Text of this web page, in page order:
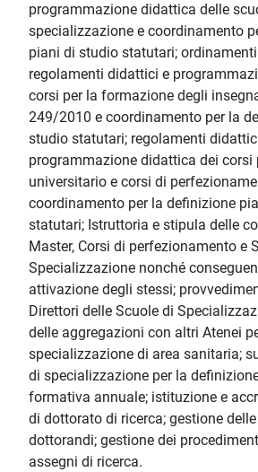
programmazione didattica delle
specializzazione e coordinamento
piani di studio statutari;
regolamenti didattici e
corsi per la formazione degli
249/2010 e coordinamento per la
studio statutari; regolamenti
programmazione didattica dei corsi
universitario e corsi di
coordinamento per la definizione
statutari; Istruttoria e stipula delle
Master, Corsi di perfezionamento e
Specializzazione nonché
attivazione degli stessi;
Direttori delle Scuole di
delle aggregazioni con altri Atenei
specializzazione di area sanitaria;
di specializzazione per la
formativa annuale; istituzione e
di dottorato di ricerca; gestione
dottorandi; gestione dei
assegni di ricerca.